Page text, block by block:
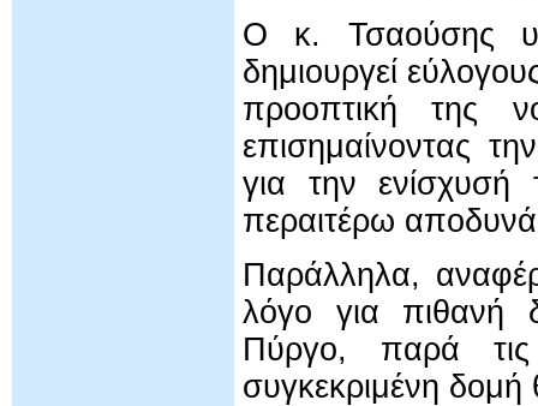
Ο κ. Τσαούσης
δημιουργεί
προοπτική της
επισημαίνοντας
για την ενίσχυσή
περαιτέρω
Παράλληλα,
λόγο για πιθανή
Πύργο, παρά τις
συγκεκριμένη